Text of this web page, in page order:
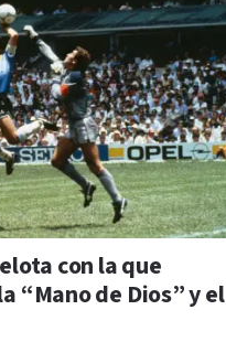
con la que
“Mano de Dios” y el